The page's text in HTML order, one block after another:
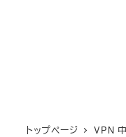
トップページ VPN